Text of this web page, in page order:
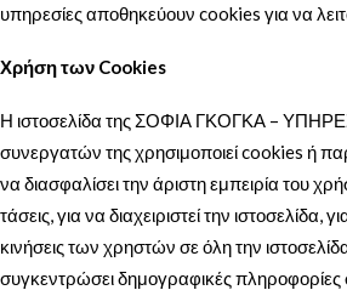
υπηρεσίες αποθηκεύουν cookies για να
Χρήση των Cookies
Η ιστοσελίδα της ΣΟΦΙΑ ΓΚΟΓΚΑ –
συνεργατών της χρησιμοποιεί cookies ή
να διασφαλίσει την άριστη εμπειρία του
τάσεις, για να διαχειριστεί την ιστοσελίδα,
κινήσεις των χρηστών σε όλη την
συγκεντρώσει δημογραφικές πληροφορίες